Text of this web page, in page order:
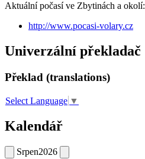
Aktuální počasí ve Zbytinách a okolí:
http://www.pocasi-volary.cz
Univerzální překladač
Překlad (translations)
Select Language ▼
Kalendář
Srpen2026